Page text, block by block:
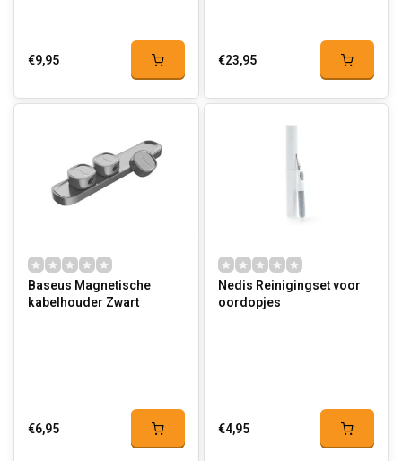
€9,95 €23,95
Baseus Magnetische
kabelhouder Zwart
€6,95
Nedis Reinigingset voor
oordopjes
€4,95